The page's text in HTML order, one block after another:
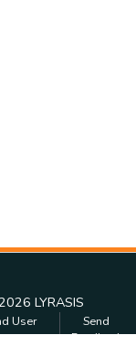
LYRASIS
User
Send
Feedback